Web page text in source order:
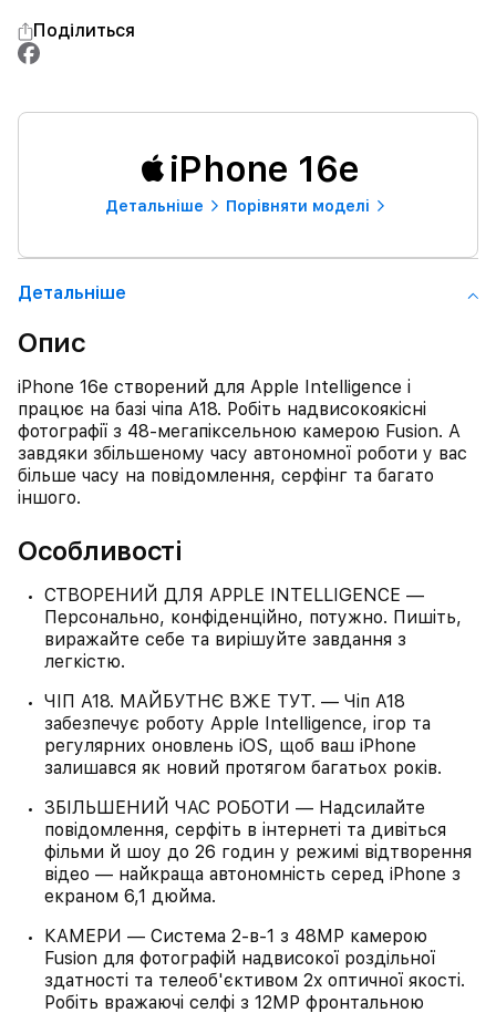
Поділиться
iPhone 16e
Детальнiше Порівняти моделі
Детальнiше
Опис
iPhone 16e створений для Apple Intelligence і
працює на базі чіпа A18. Робіть надвисокоякісні
фотографії з 48-мегапіксельною камерою Fusion. А
завдяки збільшеному часу автономної роботи у вас
більше часу на повідомлення, серфінг та багато
іншого.
Особливості
СТВОРЕНИЙ ДЛЯ APPLE INTELLIGENCE —
Персонально, конфіденційно, потужно. Пишіть,
виражайте себе та вирішуйте завдання з
легкістю.
ЧІП A18. МАЙБУТНЄ ВЖЕ ТУТ. — Чіп A18
забезпечує роботу Apple Intelligence, ігор та
регулярних оновлень iOS, щоб ваш iPhone
залишався як новий протягом багатьох років.
ЗБІЛЬШЕНИЙ ЧАС РОБОТИ — Надсилайте
повідомлення, серфіть в інтернеті та дивіться
фільми й шоу до 26 годин у режимі відтворення
відео — найкраща автономність серед iPhone з
екраном 6,1 дюйма.
КАМЕРИ — Система 2-в-1 з 48MP камерою
Fusion для фотографій надвисокої роздільної
здатності та телеоб'єктивом 2x оптичної якості.
Робіть вражаючі селфі з 12MP фронтальною